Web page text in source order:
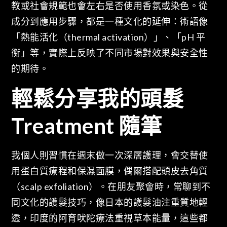
教或社會規範也會左右是否使用香氛或染色。從
成分到應用步驟，都是一種文化的延伸：術語像
「熱能活化（thermal activation）」、「pH 平
衡」等，實際上反映了不同市場對效果與安全性
的期待。
輕鬆分享我的頭髮
Treatment 隨筆
我個人則習慣在週末做一次深層護理，會交替使
用蛋白質療程和保濕面膜，偶爾搭配頭皮去角質
（scalp exfoliation）。在朋友聚會時，常聊到不
同文化的護髮技巧，像日本的護髮油注重質地輕
透，印度的阿育吠陀療法重視草本能量，這些都